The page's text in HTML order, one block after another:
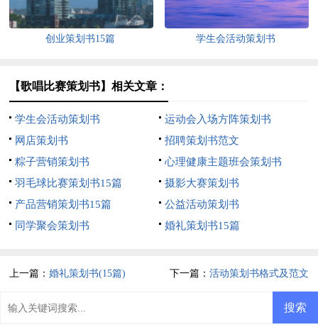
创业策划书15篇 学生会活动策划书
【歌唱比赛策划书】相关文章：
学生会活动策划书
运动会入场方阵策划书
网店策划书
招聘策划书范文
粽子营销策划书
心理健康主题班会策划书
羽毛球比赛策划书15篇
摄影大赛策划书
产品营销策划书15篇
公益活动策划书
同学聚会策划书
婚礼策划书15篇
上一篇：婚礼策划书(15篇) 下一篇： 活动策划书格式及范文